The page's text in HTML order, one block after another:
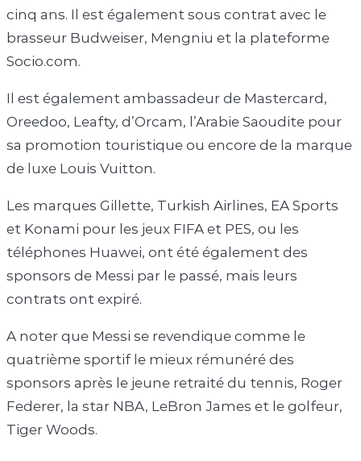
cinq ans. Il est également sous contrat avec le
brasseur Budweiser, Mengniu et la plateforme
Socio.com.
Il est également ambassadeur de Mastercard,
Oreedoo, Leafty, d’Orcam, l’Arabie Saoudite pour
sa promotion touristique ou encore de la marque
de luxe Louis Vuitton.
Les marques Gillette, Turkish Airlines, EA Sports
et Konami pour les jeux FIFA et PES, ou les
téléphones Huawei, ont été également des
sponsors de Messi par le passé, mais leurs
contrats ont expiré.
A noter que Messi se revendique comme le
quatrième sportif le mieux rémunéré des
sponsors après le jeune retraité du tennis, Roger
Federer, la star NBA, LeBron James et le golfeur,
Tiger Woods.